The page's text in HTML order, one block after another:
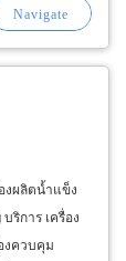
งผลิตน้ำแข็ง
การ เครื่อง
งควบคุม